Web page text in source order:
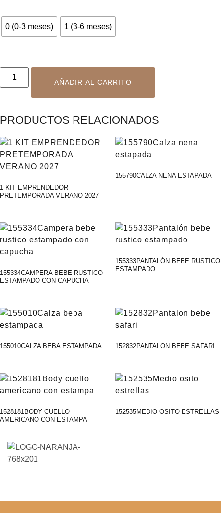
0 (0-3 meses) 1 (3-6 meses)
AÑADIR AL CARRITO
PRODUCTOS RELACIONADOS
1 KIT EMPRENDEDOR
PRETEMPORADA VERANO 2027
155790CALZA NENA ESTAPADA
155334CAMPERA BEBE RUSTICO
ESTAMPADO CON CAPUCHA
155333PANTALÓN BEBE RUSTICO
ESTAMPADO
155010CALZA BEBA ESTAMPADA 152832PANTALON BEBE SAFARI
1528181BODY CUELLO
AMERICANO CON ESTAMPA
152535MEDIO OSITO ESTRELLAS